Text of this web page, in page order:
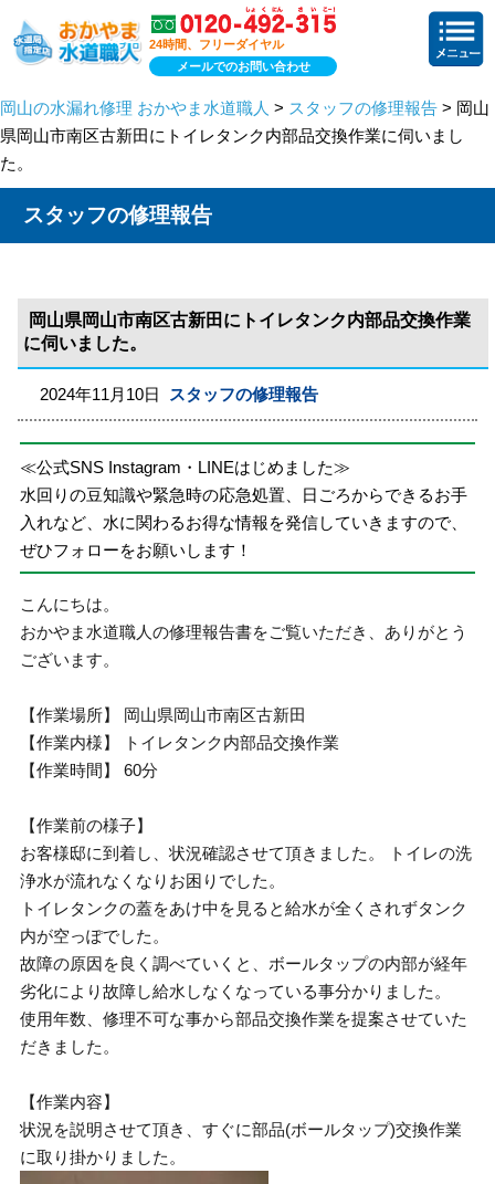
24時間、フリーダイヤル
メールでのお問い合わせ
岡山の水漏れ修理 おかやま水道職人 > スタッフの修理報告 > 岡山
県岡山市南区古新田にトイレタンク内部品交換作業に伺いまし
た。
スタッフの修理報告
岡山県岡山市南区古新田にトイレタンク内部品交換作業
に伺いました。
2024年11月10日 スタッフの修理報告
≪公式SNS Instagram・LINEはじめました≫
水回りの豆知識や緊急時の応急処置、日ごろからできるお手
入れなど、水に関わるお得な情報を発信していきますので、
ぜひフォローをお願いします！
こんにちは。
おかやま水道職人の修理報告書をご覧いただき、ありがとう
ございます。
【作業場所】 岡山県岡山市南区古新田
【作業内様】 トイレタンク内部品交換作業
【作業時間】 60分
【作業前の様子】
お客様邸に到着し、状況確認させて頂きました。 トイレの洗
浄水が流れなくなりお困りでした。
トイレタンクの蓋をあけ中を見ると給水が全くされずタンク
内が空っぽでした。
故障の原因を良く調べていくと、ボールタップの内部が経年
劣化により故障し給水しなくなっている事分かりました。
使用年数、修理不可な事から部品交換作業を提案させていた
だきました。
【作業内容】
状況を説明させて頂き、すぐに部品(ボールタップ)交換作業
に取り掛かりました。